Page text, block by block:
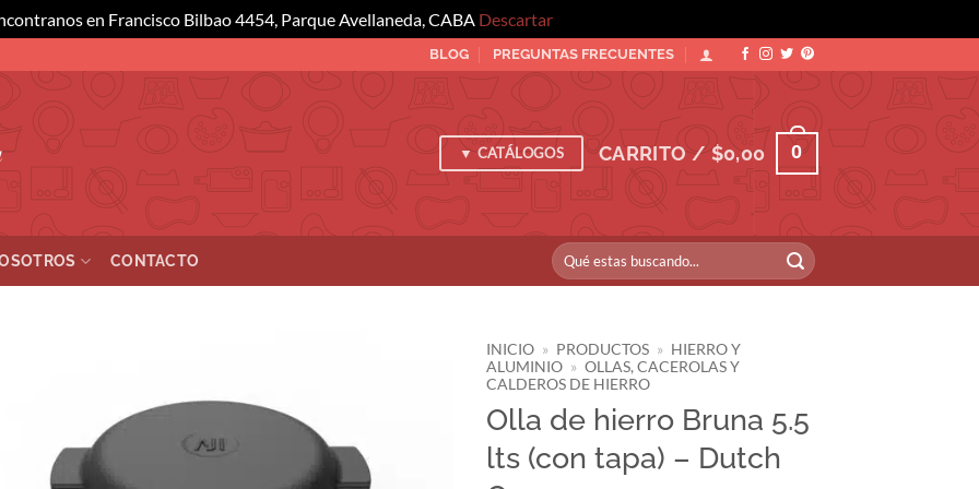
en Francisco Bilbao 4454, Parque Avellaneda, CABA Descartar
BLOG PREGUNTAS FRECUENTES
▼ CATÁLOGOS CARRITO /$0,00 0
CONTACTO
Buscar
por:
INICIO » PRODUCTOS » HIERRO Y
ALUMINIO » OLLAS, CACEROLAS Y
CALDEROS DE HIERRO
Olla de hierro Bruna 5.5
lts (con tapa) – Dutch